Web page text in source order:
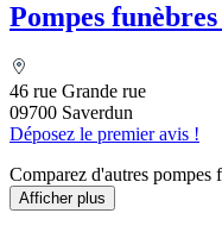
Pompes
46 rue Grande rue
09700 Saverdun
Déposez le premier avis !
Comparez d'autres pompes
Afficher plus